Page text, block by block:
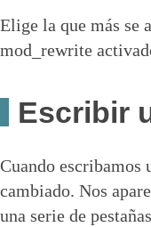
Elige la que más se
mod_rewrite
Escribir
Cuando escribamos
cambiado. Nos
una serie de